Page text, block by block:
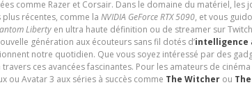
comme Razer et Corsair. Dans le domaine du matériel, les
récentes, comme la NVIDIA GeForce RTX 5090, et vous
Libertyen ultra haute définition ou de streamer sur
génération aux écouteurs sans fil dotés d’intelligence
notre quotidien. Que vous soyez intéressé par des
ces avancées fascinantes. Pour les amateurs de
ou Avatar 3 aux séries à succès comme The Witcherou